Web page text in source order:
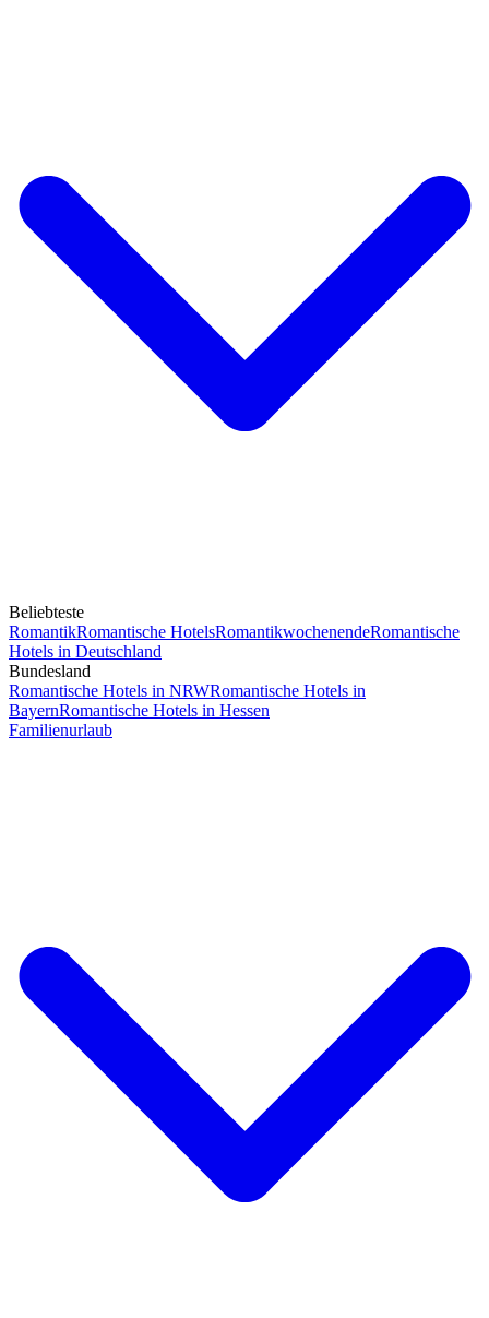
Beliebteste
RomantikRomantische HotelsRomantikwochenendeRomantische
Hotels in Deutschland
Bundesland
Romantische Hotels in NRWRomantische Hotels in
BayernRomantische Hotels in Hessen
Familienurlaub